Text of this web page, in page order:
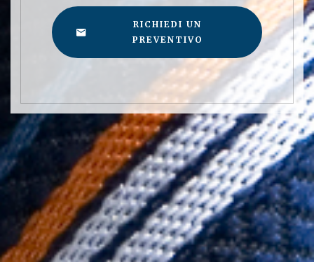
RICHIEDI UN
PREVENTIVO